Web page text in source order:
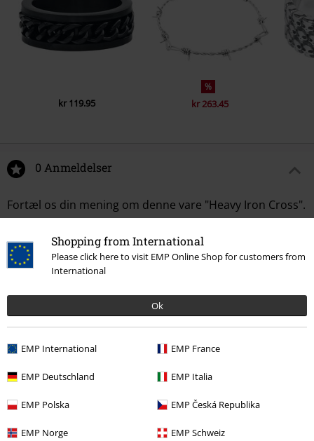
Shopping from International
Please click here to visit EMP Online Shop for customers from
International
Ok
EMP International EMP France
EMP Deutschland EMP Italia
EMP Polska EMP Česká Republika
EMP Norge EMP Schweiz
kr 119.95
%
kr 263.45
0 Anmeldelser
Fortæl os din mening om denne vare "Heavy Iron Cross".
Senest besøgt